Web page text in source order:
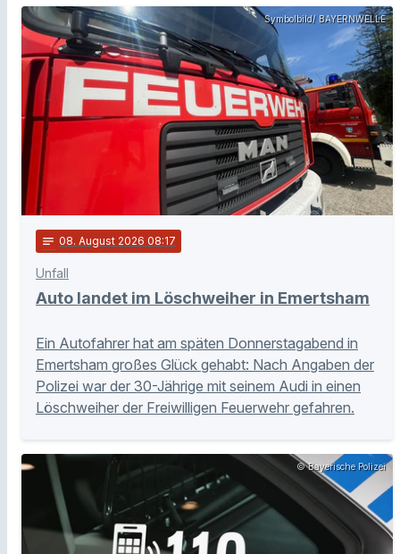
Symbolbild/ BAYERNWELLE
notes 08. August 2026 08:17
Unfall
Auto landet im Löschweiher in Emertsham
Ein Autofahrer hat am späten Donnerstagabend in
Emertsham großes Glück gehabt: Nach Angaben der
Polizei war der 30-Jährige mit seinem Audi in einen
Löschweiher der Freiwilligen Feuerwehr gefahren.
© Bayerische Polizei